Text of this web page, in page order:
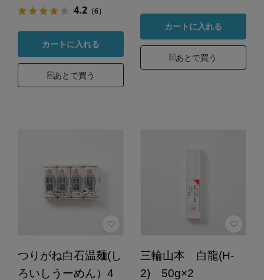
4.2（6）
カートに入れる
あとで買う
カートに入れる
あとで買う
つりがね白石温麺(し
ろいしうーめん）4
三輪山本 白龍(H-
2) 50g×2